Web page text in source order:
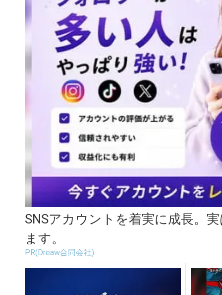
SNSアカウントを着実に成長。
ます。
PR(Dreaw合同会社)